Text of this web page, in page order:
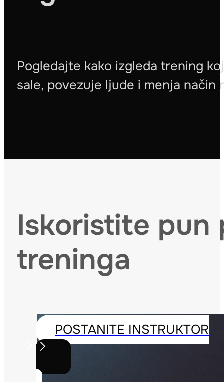
Pogledajte kako izgleda trening
sale, povezuje ljude i menja način
Iskoristite pun
treninga
POSTANITE INSTRUKTOR